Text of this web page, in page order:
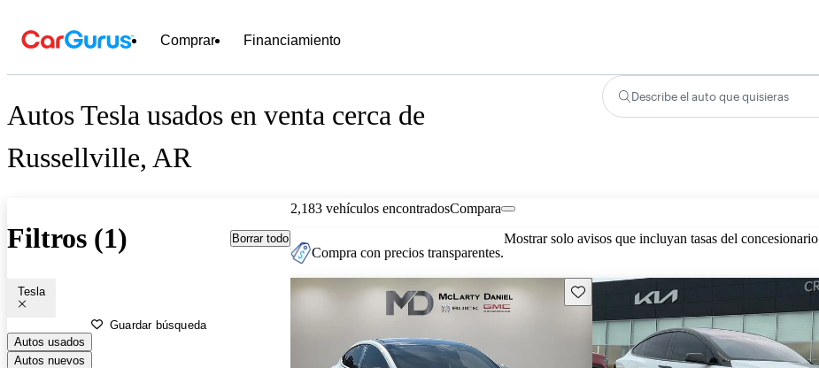
Comprar Financiamiento
Autos Tesla usados en venta cerca de
Russellville, AR
Describe el auto que quisieras
Filtros (1) Borrar todo
Tesla
Guardar búsqueda
Autos usados
Autos nuevos
2,183 vehículos encontradosCompara
Compra con precios transparentes.
Mostrar solo avisos que incluyan tasas del concesionario
Guarda este Aviso